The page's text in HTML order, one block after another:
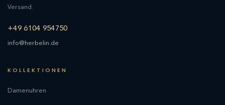
Versand.
+49 6104 954750
info@herbelin.de
KOLLEKTIONEN
Damenuhren